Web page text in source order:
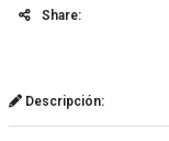
Share:
Descripción: